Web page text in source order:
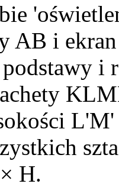
AB i
i
H.